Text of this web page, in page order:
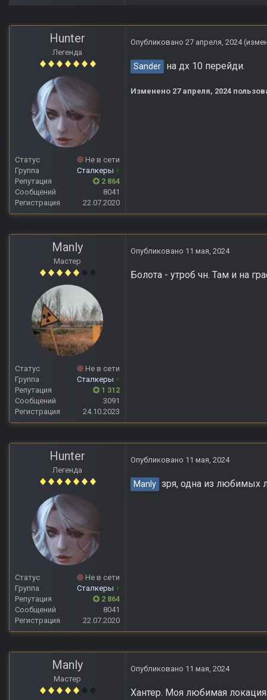
Hunter
Легенда
Статус
Не в сети
Группа
Сталкеры +
Репутация
2 864
Сообщений
8041
Регистрация
22.07.2020
Опубликовано 27 апреля, 2024
Sander на дх 10 перейди.
Изменено 27 апреля, 2024
Manly
Мастер
Статус
Не в сети
Группа
Сталкеры +
Репутация
1 312
Сообщений
3091
Регистрация
24.10.2023
Опубликовано 11 мая, 2024
Болота - утроб чн. Там и на
Hunter
Легенда
Статус
Не в сети
Группа
Сталкеры +
Репутация
2 864
Сообщений
8041
Регистрация
22.07.2020
Опубликовано 11 мая, 2024
Manly зря, одна из любимых
Manly
Мастер
Опубликовано 11 мая, 2024
Хантер. Моя любимая